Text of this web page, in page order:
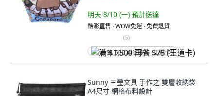
明天 8/10 (一) 預計送達
酷澎直售 ∙ WOW免運 ∙ 免費退貨
(5)
满 $1,500 再省 $75 (王道卡)
Sunny 三瑩文具 手作之 雙層收納袋
A4尺寸 網格布料設計